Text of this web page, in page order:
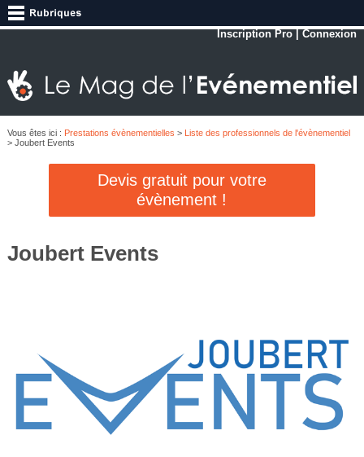
Inscription Pro |Connexion
Vous êtes ici : Prestations évènementielles >
Liste des professionnels de l'évènementiel
> Joubert Events
Devis gratuit pour votre
évènement !
Joubert Events